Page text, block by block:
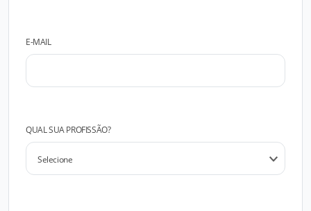
E-MAIL
QUAL SUA PROFISSÃO?